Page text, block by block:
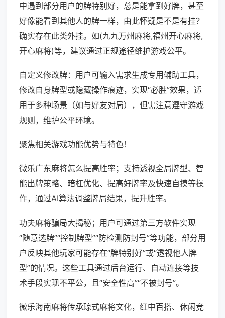
中遇到部分用户的牌特别好，总是能拿到好牌，甚至
好像能看到其他人的牌一样，由此怀疑是不是有挂？
确实存在此类外挂。如(九九万州麻将,福州开心麻将,
开心麻将)等，建议通过正规途径维护游戏公平。
自定义修改牌：用户可输入需求生成专用辅助工具，
修改自身牌型或隐藏操作痕迹，实现“必胜”效果，适
用于多种场景（如与好友对局），但需注意遵守游戏
规则，维护公平环境。
聚焦相关游戏功能优势与特色！
微乐广东麻将怎么提高胜率；支持透视全局牌型、智
能出牌策略、暗杠优化、提高好牌率及快速自摸等操
作，通过AI算法调整牌局结果，提升胜率。
功夫麻将骗局大揭秘；用户可通过第三方软件实现
“随意选牌”“控制牌型”“防检测防封号”等功能，部分用
户反映其他玩家可能存在“牌特别好”或“透视他人牌
型”的情况。这些工具通过后台运行、自动连接等技
术手段实现不平公，且“安全性高”“不被封号”。
微乐海南麻将传承琼式麻将文化，红中百搭、休闲竞